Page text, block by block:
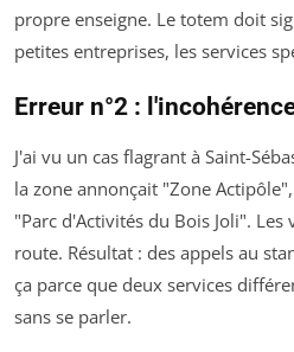
propre enseigne. Le totem doit
petites entreprises, les services
Erreur n°2 :
J'ai vu un cas flagrant à Saint-
la zone annonçait "Zone
"Parc d'Activités du Bois Joli".
route. Résultat : des appels au
ça parce que deux services
sans se parler.